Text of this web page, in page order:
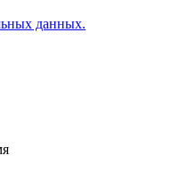
данных.